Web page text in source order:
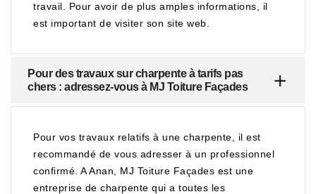
travail. Pour avoir de plus amples informations, il
est important de visiter son site web.
Pour des travaux sur charpente à tarifs pas
chers : adressez-vous à MJ Toiture Façades
Pour vos travaux relatifs à une charpente, il est
recommandé de vous adresser à un professionnel
confirmé. A Anan, MJ Toiture Façades est une
entreprise de charpente qui a toutes les